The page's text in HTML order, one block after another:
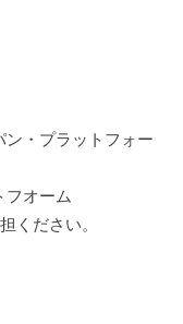
ン・プラットフォー
フオーム
ください。